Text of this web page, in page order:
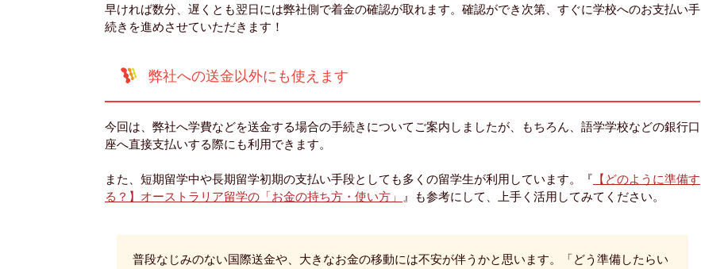
早ければ数分、遅くとも翌日には弊社側で着金の確認が取れます。確認ができ次第、すぐに学校へのお支払い手
続きを進めさせていただきます！
弊社への送金以外にも使えます
今回は、弊社へ学費などを送金する場合の手続きについてご案内しましたが、もちろん、語学学校などの銀行口
座へ直接支払いする際にも利用できます。
また、短期留学中や長期留学初期の支払い手段としても多くの留学生が利用しています。『 【どのように準備す
る？】オーストラリア留学の「お金の持ち方・使い方」
』も参考にして、上手く活用してみてください。
普段なじみのない国際送金や、大きなお金の移動には不安が伴うかと思います。「どう準備したらい